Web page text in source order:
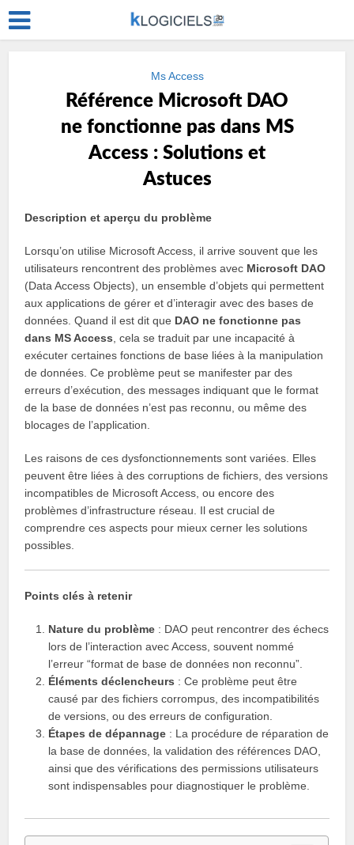
Ms Access
Référence Microsoft DAO
ne fonctionne pas dans MS
Access : Solutions et
Astuces
Description et aperçu du problème
Lorsqu’on utilise Microsoft Access, il arrive souvent que les
utilisateurs rencontrent des problèmes avec Microsoft DAO
(Data Access Objects), un ensemble d’objets qui permettent
aux applications de gérer et d’interagir avec des bases de
données. Quand il est dit que DAO ne fonctionne pas
dans MS Access , cela se traduit par une incapacité à
exécuter certaines fonctions de base liées à la manipulation
de données. Ce problème peut se manifester par des
erreurs d’exécution, des messages indiquant que le format
de la base de données n’est pas reconnu, ou même des
blocages de l’application.
Les raisons de ces dysfonctionnements sont variées. Elles
peuvent être liées à des corruptions de fichiers, des versions
incompatibles de Microsoft Access, ou encore des
problèmes d’infrastructure réseau. Il est crucial de
comprendre ces aspects pour mieux cerner les solutions
possibles.
Points clés à retenir
Nature du problème : DAO peut rencontrer des échecs
lors de l’interaction avec Access, souvent nommé
l’erreur “format de base de données non reconnu”.
Éléments déclencheurs : Ce problème peut être
causé par des fichiers corrompus, des incompatibilités
de versions, ou des erreurs de configuration.
Étapes de dépannage : La procédure de réparation de
la base de données, la validation des références DAO,
ainsi que des vérifications des permissions utilisateurs
sont indispensables pour diagnostiquer le problème.